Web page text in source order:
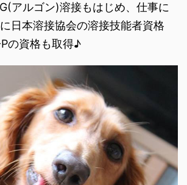
アルゴン)溶接もはじめ、仕事に
日本溶接協会の溶接技能者資格
の資格も取得♪